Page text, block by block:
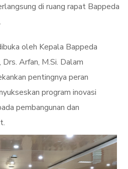
di ruang rapat Bappeda
oleh Kepala Bappeda
Arfan, M.Si. Dalam
pentingnya peran
program inovasi
pembangunan dan